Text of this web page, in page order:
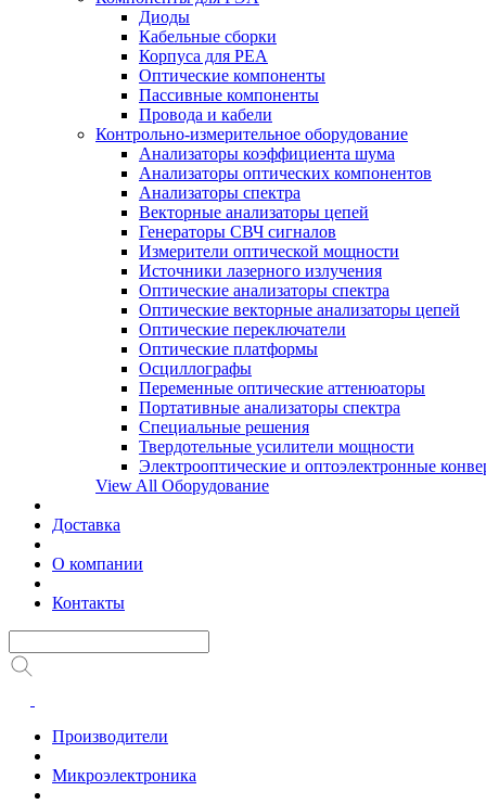
Диоды
Кабельные сборки
Корпуса для РЕА
Оптические компоненты
Пассивные компоненты
Провода и кабели
Контрольно-измерительное оборудование
Анализаторы коэффициента шума
Анализаторы оптических компонентов
Анализаторы спектра
Векторные анализаторы цепей
Генераторы СВЧ сигналов
Измерители оптической мощности
Источники лазерного излучения
Оптические анализаторы спектра
Оптические векторные анализаторы цепей
Оптические переключатели
Оптические платформы
Осциллографы
Переменные оптические аттенюаторы
Портативные анализаторы спектра
Специальные решения
Твердотельные усилители мощности
Электрооптические и оптоэлектронные
View All Оборудование
Доставка
О компании
Контакты
Производители
Микроэлектроника